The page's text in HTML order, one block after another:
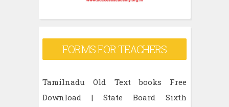
FORMS FOR TEACHERS
Tamilnadu Old Text books Free
Download | State Board Sixth